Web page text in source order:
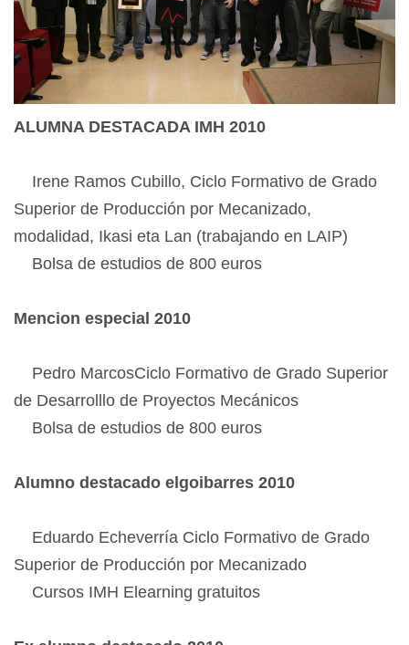
ALUMNA DESTACADA IMH 2010
Irene Ramos Cubillo, Ciclo Formativo de Grado
Superior de Producción por Mecanizado,
modalidad, Ikasi eta Lan (trabajando en LAIP)
Bolsa de estudios de 800 euros
Mencion especial 2010
Pedro MarcosCiclo Formativo de Grado Superior
de Desarrolllo de Proyectos Mecánicos
Bolsa de estudios de 800 euros
Alumno destacado elgoibarres 2010
Eduardo Echeverría Ciclo Formativo de Grado
Superior de Producción por Mecanizado
Cursos IMH Elearning gratuitos